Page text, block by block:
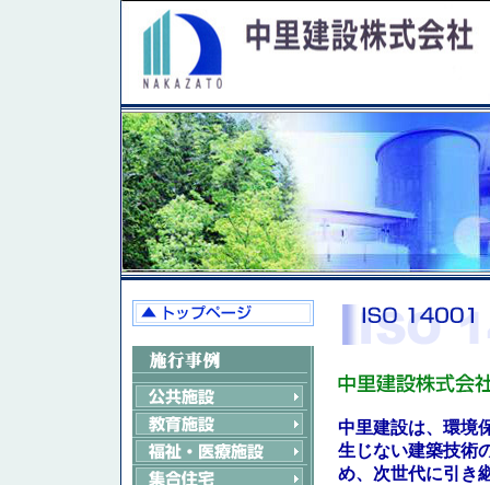
中里建設は、環境
生じない建築技術
め、次世代に引き